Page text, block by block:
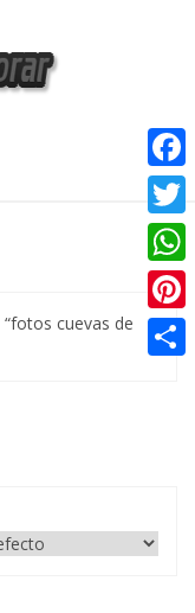
cuevas de
F
a
c
e
b
T
w
i
W
h
a
p
P
e
a
r